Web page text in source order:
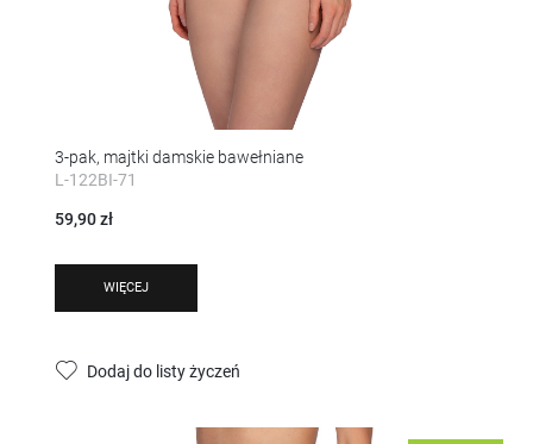
3-pak, majtki damskie bawełniane
L-122BI-71
59,90 zł
WIĘCEJ
Dodaj do listy życzeń
wiadomości, ofert, komunikatów mediów społecznościowych.